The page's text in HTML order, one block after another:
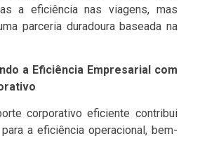
a eficiência nas viagens, mas
parceria duradoura baseada na
a Eficiência Empresarial com
corporativo eficiente contribui
a eficiência operacional, bem-